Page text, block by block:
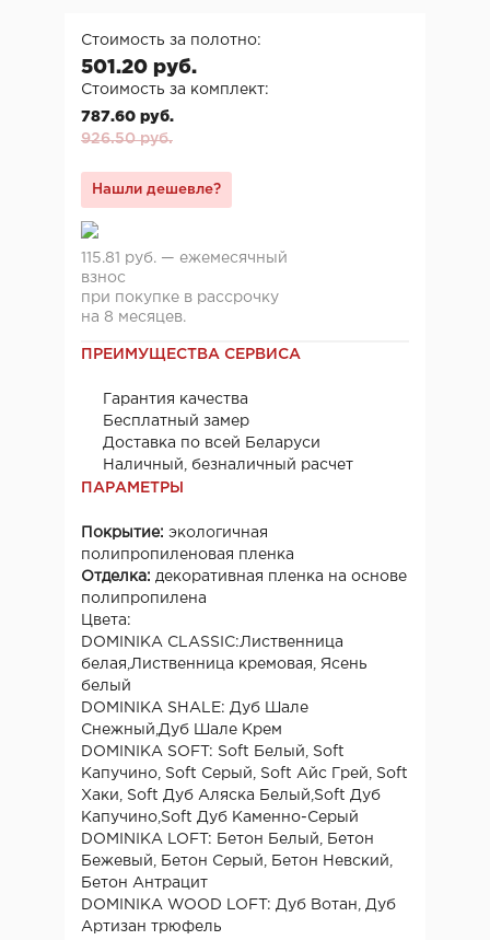
Стоимость за полотно:
501.20 руб.
Стоимость за комплект:
787.60 руб.
926.50 руб.
Нашли дешевле?
115.81 руб. — ежемесячный
взнос
при покупке в рассрочку
на 8 месяцев.
ПРЕИМУЩЕСТВА СЕРВИСА
Гарантия качества
Бесплатный замер
Доставка по всей Беларуси
Наличный, безналичный расчет
ПАРАМЕТРЫ
Покрытие: экологичная
полипропиленовая пленка
Отделка: декоративная пленка на основе
полипропилена
Цвета:
DOMINIKA CLASSIC:Лиственница
белая,Лиственница кремовая, Ясень
белый
DOMINIKA SHALE: Дуб Шале
Снежный,Дуб Шале Крем
DOMINIKA SOFT: Soft Белый, Soft
Капучино, Soft Серый, Soft Айс Грей, Soft
Хаки, Soft Дуб Аляска Белый,Soft Дуб
Капучино,Soft Дуб Каменно-Серый
DOMINIKA LOFT: Бетон Белый, Бетон
Бежевый, Бетон Серый, Бетон Невский,
Бетон Антрацит
DOMINIKA WOOD LOFT: Дуб Вотан, Дуб
Артизан трюфель